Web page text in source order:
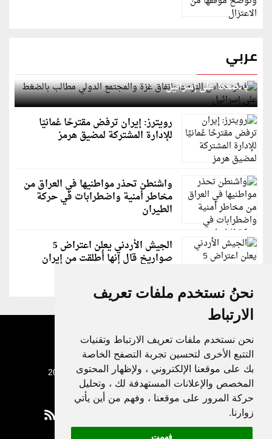
نحنُ نستخدم ملفات تعريف
الارتباط
نحن نستخدم ملفات تعريف الارتباط وتقنيات
التتبع الأخرى لتحسين تجربة التصفح الخاصة
بك على موقعنا الإلكتروني ، ولإظهار المحتوى
المخصص والإعلانات المستهدفة لك ، وتحليل
حركة المرور على موقعنا ، وفهم من أين يأتي
زوارنا.
فهمت
عربي
قطر: حماس التزمت باتفاق غزة والمجتمع الدولي مطالب
بالضغط على إسرائيل
رويترز: إيران ترفض مقترحًا عُمانيًا
للإدارة المشتركة لمضيق هرمز
واشنطن تحذر مواطنيها في العراق من
مخاطر أمنية واضطرابات في حركة
الطيران
الجيش الأردني يعلن اعتراض 5
صواريخ قال إنها أُطلقت من إيران
جميع الحقوق محفوظة لدنيا الوطن © 2003 - 2022